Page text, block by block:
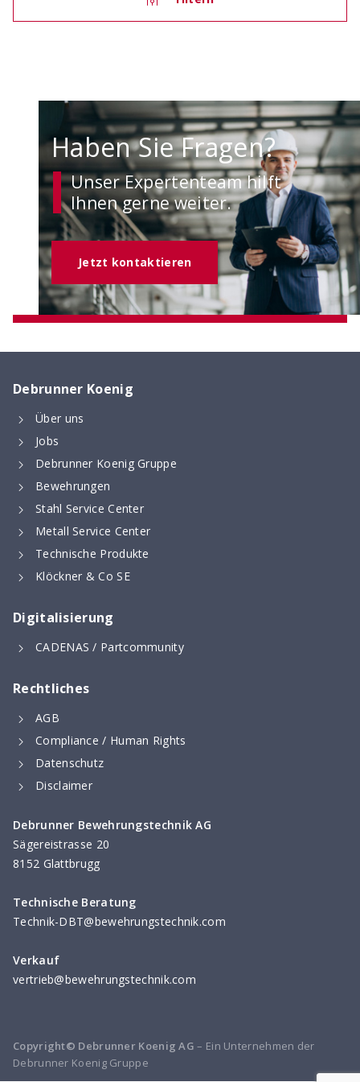
Planungsphase überprüfen
ACILIST
erstellen
Mindestabmessungen von Abbiegeformen -
Haben Sie Fragen?
Unser Expertenteam hilft
Ihnen gerne weiter.
Jetzt kontaktieren
Debrunner Koenig
Über uns
Jobs
Debrunner Koenig Gruppe
Bewehrungen
Stahl Service Center
Metall Service Center
Technische Produkte
Klöckner & Co SE
Digitalisierung
CADENAS / Partcommunity
Rechtliches
AGB
Compliance / Human Rights
Datenschutz
Disclaimer
Debrunner Bewehrungstechnik AG
Sägereistrasse 20
8152 Glattbrugg
Technische Beratung
Technik-DBT@bewehrungstechnik.com
Verkauf
vertrieb@bewehrungstechnik.com
Copyright© Debrunner Koenig AG – Ein Unternehmen der
Debrunner Koenig Gruppe